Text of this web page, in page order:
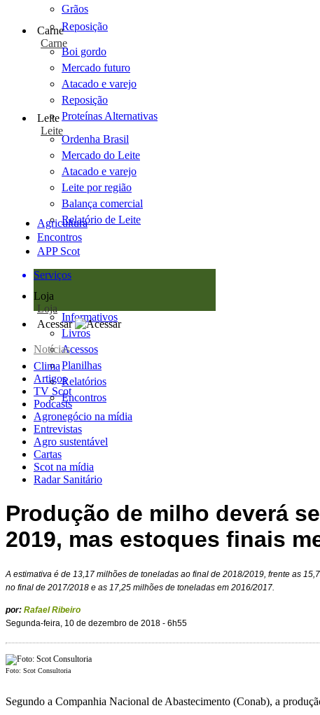
Grãos
Reposição
Carne
Carne
Boi gordo
Mercado futuro
Atacado e varejo
Reposição
Proteínas Alternativas
Leite
Leite
Ordenha Brasil
Mercado do Leite
Atacado e varejo
Leite por região
Balança comercial
Relatório de Leite
Agricultura
Encontros
APP Scot
Serviços
Loja
Loja
Informativos
Livros
Acessos
Planilhas
Relatórios
Encontros
Acessar
Notícias
Clima
Artigos
TV Scot
Podcasts
Agronegócio na mídia
Entrevistas
Agro sustentável
Cartas
Scot na mídia
Radar Sanitário
Produção de milho deverá
2019, mas estoques finais
A estimativa é de 13,17 milhões de toneladas ao final de 2018/2019, frente as
no final de 2017/2018 e as 17,25 milhões de toneladas em 2016/2017.
por: Rafael Ribeiro
Segunda-feira, 10 de dezembro de 2018 - 6h55
Foto: Scot Consultoria
Segundo a Companhia Nacional de Abastecimento (Conab), a